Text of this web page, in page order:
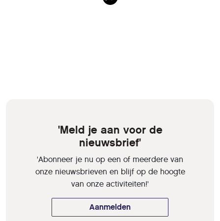
'Meld je aan voor de
nieuwsbrief'
'Abonneer je nu op een of meerdere van
onze nieuwsbrieven en blijf op de hoogte
van onze activiteiten!'
Aanmelden